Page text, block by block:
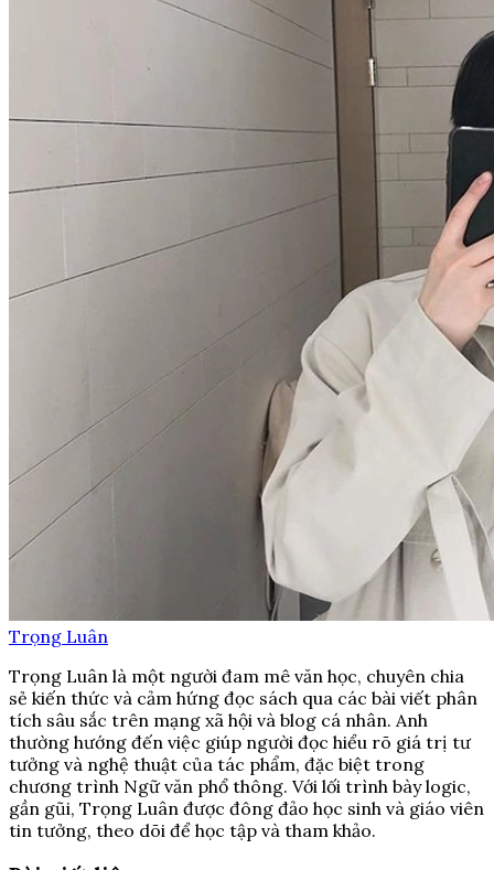
Trọng Luân
Trọng Luân là một người đam mê văn học, chuyên chia
sẻ kiến thức và cảm hứng đọc sách qua các bài viết phân
tích sâu sắc trên mạng xã hội và blog cá nhân. Anh
thường hướng đến việc giúp người đọc hiểu rõ giá trị tư
tưởng và nghệ thuật của tác phẩm, đặc biệt trong
chương trình Ngữ văn phổ thông. Với lối trình bày logic,
gần gũi, Trọng Luân được đông đảo học sinh và giáo viên
tin tưởng, theo dõi để học tập và tham khảo.